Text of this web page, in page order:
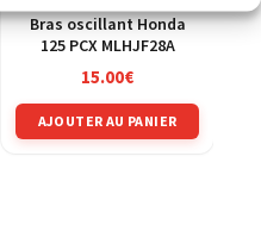
Bras oscillant Honda
125 PCX MLHJF28A
15.00€
AJOUTER AU PANIER